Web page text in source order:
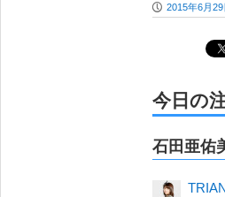
P 2015年6月29
今日の
石田亜佑